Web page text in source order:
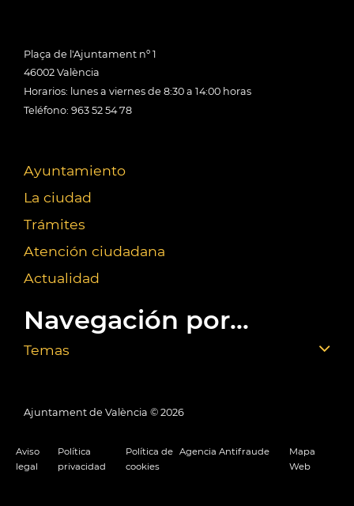
Plaça de l'Ajuntament nº 1
46002 València
Horarios: lunes a viernes de 8:30 a 14:00 horas
Teléfono: 963 52 54 78
Ayuntamiento
La ciudad
Trámites
Atención ciudadana
Actualidad
Navegación por...
Temas
Ajuntament de València © 2026
Aviso
legal
Política
privacidad
Política de
cookies
Agencia Antifraude
Mapa
Web